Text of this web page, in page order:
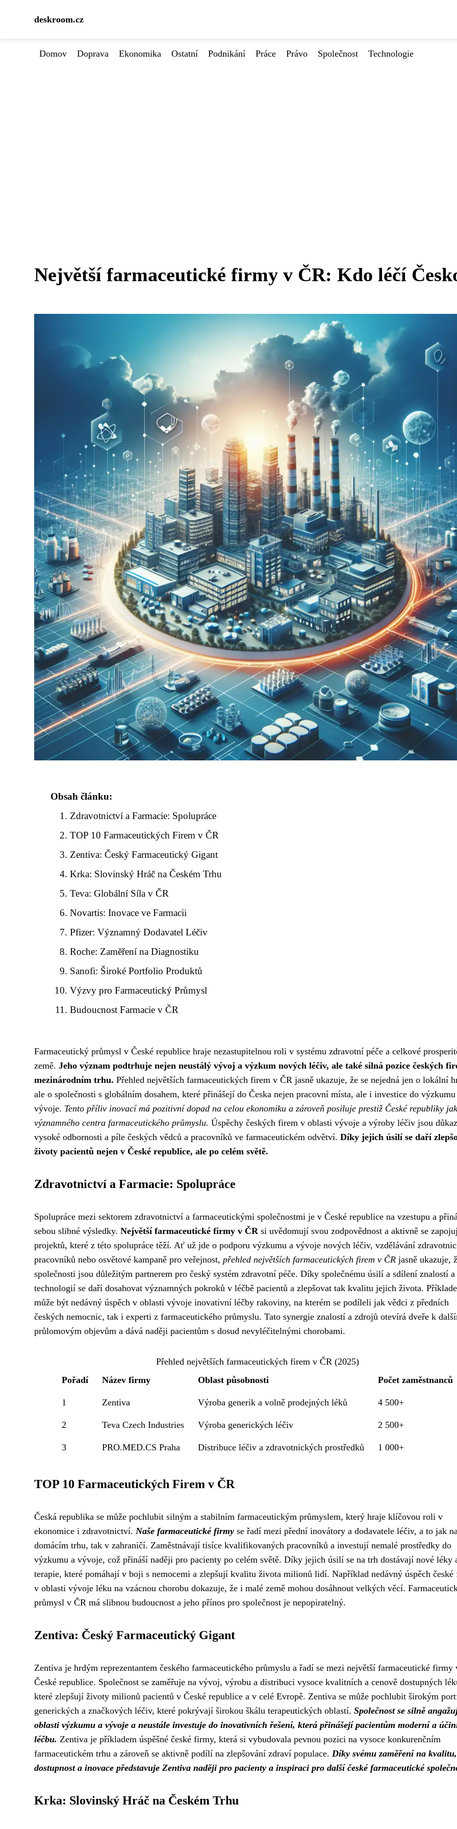
deskroom.cz
Domov Doprava Ekonomika Ostatní Podnikání Práce Právo Společnost Technologie
Největší farmaceutické firmy v ČR: Kdo léčí
Obsah článku:
Zdravotnictví a Farmacie: Spolupráce
TOP 10 Farmaceutických Firem v ČR
Zentiva: Český Farmaceutický Gigant
Krka: Slovinský Hráč na Českém Trhu
Teva: Globální Síla v ČR
Novartis: Inovace ve Farmacii
Pfizer: Významný Dodavatel Léčiv
Roche: Zaměření na Diagnostiku
Sanofi: Široké Portfolio Produktů
Výzvy pro Farmaceutický Průmysl
Budoucnost Farmacie v ČR
Farmaceutický průmysl v České republice hraje nezastupitelnou roli v systému zdravotní péče a celkové
země. Jeho význam podtrhuje nejen neustálý vývoj a výzkum nových léčiv, ale také silná pozice českých
mezinárodním trhu. Přehled největších farmaceutických firem v ČR jasně ukazuje, že se nejedná jen o lokální
ale o společnosti s globálním dosahem, které přinášejí do Česka nejen pracovní místa, ale i investice do výzkumu
vývoje. Tento příliv inovací má pozitivní dopad na celou ekonomiku a zároveň posiluje prestiž České republiky
významného centra farmaceutického průmyslu. Úspěchy českých firem v oblasti vývoje a výroby léčiv jsou
vysoké odbornosti a píle českých vědců a pracovníků ve farmaceutickém odvětví. Díky jejich úsilí se daří
životy pacientů nejen v České republice, ale po celém světě.
Zdravotnictví a Farmacie: Spolupráce
Spolupráce mezi sektorem zdravotnictví a farmaceutickými společnostmi je v České republice na vzestupu a
sebou slibné výsledky. Největší farmaceutické firmy v ČRsi uvědomují svou zodpovědnost a aktivně se
projektů, které z této spolupráce těží. Ať už jde o podporu výzkumu a vývoje nových léčiv, vzdělávání
pracovníků nebo osvětové kampaně pro veřejnost, přehled největších farmaceutických firem v ČR jasně ukazuje,
společnosti jsou důležitým partnerem pro český systém zdravotní péče. Díky společnému úsilí a sdílení znalostí a
technologií se daří dosahovat významných pokroků v léčbě pacientů a zlepšovat tak kvalitu jejich života.
může být nedávný úspěch v oblasti vývoje inovativní léčby rakoviny, na kterém se podíleli jak vědci z předních
českých nemocnic, tak i experti z farmaceutického průmyslu. Tato synergie znalostí a zdrojů otevírá dveře k
průlomovým objevům a dává naději pacientům s dosud nevyléčitelnými chorobami.
Přehled největších farmaceutických firem v ČR (2025)
Pořadí
Název firmy Oblast působnosti Počet zaměstnanců
1 Zentiva Výroba generik a volně prodejných léků 4 500+
2 Teva Czech Industries Výroba generických léčiv 2 500+
3 PRO.MED.CS Praha Distribuce léčiv a zdravotnických prostředků 1 000+
TOP 10 Farmaceutických Firem v ČR
Česká republika se může pochlubit silným a stabilním farmaceutickým průmyslem, který hraje klíčovou roli v
ekonomice i zdravotnictví. Naše farmaceutické firmy se řadí mezi přední inovátory a dodavatele léčiv, a to jak
domácím trhu, tak v zahraničí. Zaměstnávají tisíce kvalifikovaných pracovníků a investují nemalé prostředky do
výzkumu a vývoje, což přináší naději pro pacienty po celém světě. Díky jejich úsilí se na trh dostávají nové léky
terapie, které pomáhají v boji s nemocemi a zlepšují kvalitu života milionů lidí. Například nedávný úspěch
v oblasti vývoje léku na vzácnou chorobu dokazuje, že i malé země mohou dosáhnout velkých věcí.
průmysl v ČR má slibnou budoucnost a jeho přínos pro společnost je nepopiratelný.
Zentiva: Český Farmaceutický Gigant
Zentiva je hrdým reprezentantem českého farmaceutického průmyslu a řadí se mezi největší farmaceutické firmy
České republice. Společnost se zaměřuje na vývoj, výrobu a distribuci vysoce kvalitních a cenově dostupných
které zlepšují životy milionů pacientů v České republice a v celé Evropě. Zentiva se může pochlubit širokým
generických a značkových léčiv, které pokrývají širokou škálu terapeutických oblastí. Společnost se silně
oblasti výzkumu a vývoje a neustále investuje do inovativních řešení, která přinášejí pacientům moderní a
léčbu. Zentiva je příkladem úspěšné české firmy, která si vybudovala pevnou pozici na vysoce konkurenčním
farmaceutickém trhu a zároveň se aktivně podílí na zlepšování zdraví populace. Díky svému zaměření na kvalitu,
dostupnost a inovace představuje Zentiva naději pro pacienty a inspiraci pro další české farmaceutické
Krka: Slovinský Hráč na Českém Trhu